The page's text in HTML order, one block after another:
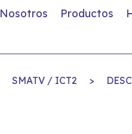
Nosotros Productos
SMATV / ICT2 >